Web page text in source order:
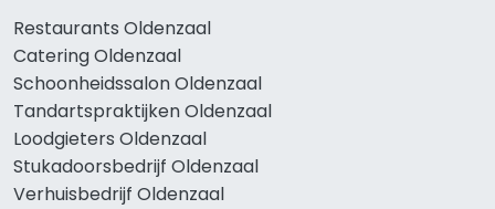
Restaurants Oldenzaal
Catering Oldenzaal
Schoonheidssalon Oldenzaal
Tandartspraktijken Oldenzaal
Loodgieters Oldenzaal
Stukadoorsbedrijf Oldenzaal
Verhuisbedrijf Oldenzaal